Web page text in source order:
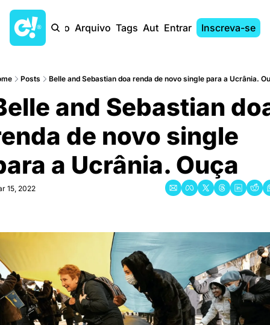
Início Arquivo Tags AutoresEntrar Inscreva-se
Posts Belle and Sebastian doa renda de novo single para a Ucrânia.
and Sebastian
de novo single
a Ucrânia. Ouça
15, 2022